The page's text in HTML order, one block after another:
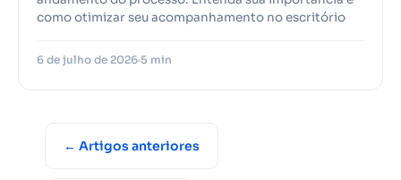
como otimizar seu acompanhamento no escritório
6 de julho de 2026 5 min
← Artigos anteriores